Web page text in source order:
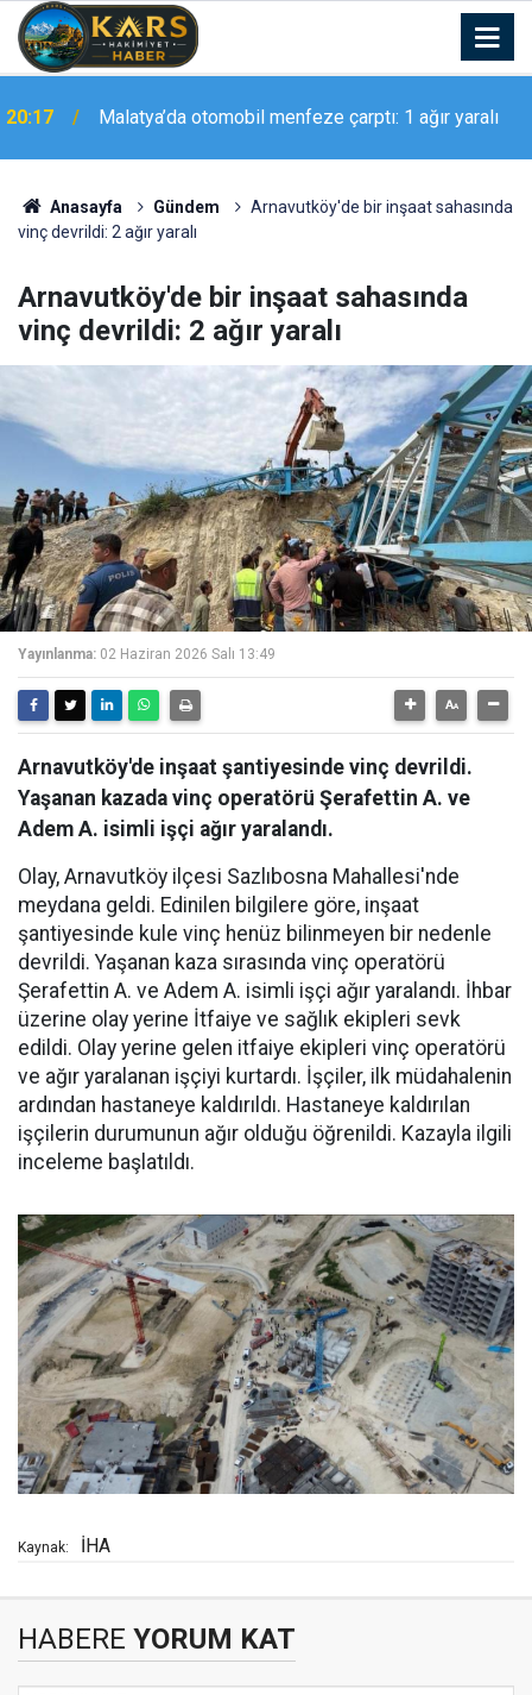
18:50
Van’da korkutan yangın: Alevler bitişikteki evlere
sıçramadan söndürüldü
Anasayfa Gündem
Arnavutköy'de bir inşaat sahasında
vinç devrildi: 2 ağır yaralı
Arnavutköy'de bir inşaat sahasında
vinç devrildi: 2 ağır yaralı
Yayınlanma: 02 Haziran 2026 Salı 13:49
Arnavutköy'de inşaat şantiyesinde vinç devrildi.
Yaşanan kazada vinç operatörü Şerafettin A. ve
Adem A. isimli işçi ağır yaralandı.
Olay, Arnavutköy ilçesi Sazlıbosna Mahallesi'nde
meydana geldi. Edinilen bilgilere göre, inşaat
şantiyesinde kule vinç henüz bilinmeyen bir nedenle
devrildi. Yaşanan kaza sırasında vinç operatörü
Şerafettin A. ve Adem A. isimli işçi ağır yaralandı. İhbar
üzerine olay yerine İtfaiye ve sağlık ekipleri sevk
edildi. Olay yerine gelen itfaiye ekipleri vinç operatörü
ve ağır yaralanan işçiyi kurtardı. İşçiler, ilk müdahalenin
ardından hastaneye kaldırıldı. Hastaneye kaldırılan
işçilerin durumunun ağır olduğu öğrenildi. Kazayla ilgili
inceleme başlatıldı.
Kaynak: İHA
HABERE YORUM KAT